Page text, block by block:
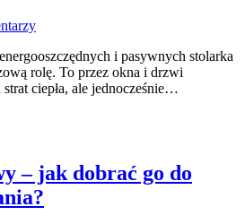
i pasywnych stolarka
rolę. To przez okna i drzwi
ciepła, ale jednocześnie…
– jak dobrać go do